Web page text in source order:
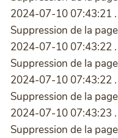
2024-07-10 07:43:21 .
Suppression de la
2024-07-10 07:43:22 .
Suppression de la
2024-07-10 07:43:22 .
Suppression de la
2024-07-10 07:43:23 .
Suppression de la